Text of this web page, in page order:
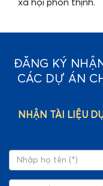
xã hội phồn thịnh.
ĐĂNG KÝ
CÁC DỰ ÁN
NHẬN TÀI LIỆU